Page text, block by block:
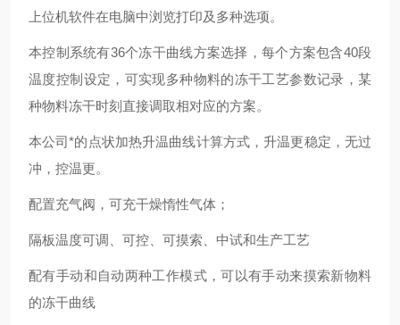
上位机软件在电脑中浏览打印及多种选项。
本控制系统有36个冻干曲线方案选择，每个方案包含40段
温度控制设定，可实现多种物料的冻干工艺参数记录，某
种物料冻干时刻直接调取相对应的方案。
本公司*的点状加热升温曲线计算方式，升温更稳定，无过
冲，控温更。
配置充气阀，可充干燥惰性气体；
隔板温度可调、可控、可摸索、中试和生产工艺
配有手动和自动两种工作模式，可以有手动来摸索新物料
的冻干曲线